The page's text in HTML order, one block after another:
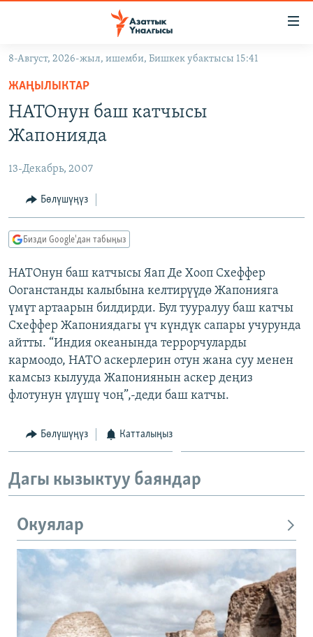
Навигацияга
өтүңүз
Издөөгө
салыңызКЫРГЫЗСТАН
ЭКОНОМИКА
МАДАНИЯТ
БОРБОР АЗИЯ
АТАЙЫН ИЛИКТӨӨ
ТВ ПРОГРАММАЛАР
ЭКСПЕРТТЕР ТАЛДАЙТ
БИЗ ЖАНА ДҮЙНӨ
ЭЖЕ-СИҢДИЛЕР
ЫҢГАЙСЫЗ СУРООЛОР
ӨЗГӨЧӨ ПИКИР
Русский
ОНЛАЙН ШЕРИНЕ
8-Август, 2026-жыл, ишемби, Бишкек убактысы 15:41
ЖАҢЫЛЫКТАР
НАТОнун баш катчысы
Жапонияда
13-Декабрь, 2007
Бөлүшүңүз
Бизди Google'дан табыңыз
НАТОнун баш катчысы Яап Де Хооп Схеффер
Ооганстанды калыбына келтирүүдө Жапонияга
үмүт артаарын билдирди. Бул тууралуу баш катчы
Схеффер Жапониядагы үч күндүк сапары учурунда
айтты. “Индия океанында террорчуларды
кармоодо, НАТО аскерлерин отун жана суу менен
камсыз кылууда Жапониянын аскер деңиз
флотунун үлүшү чоң”,-деди баш катчы.
Бөлүшүңүз Катталыңыз
Дагы кызыктуу баяндар
Окуялар